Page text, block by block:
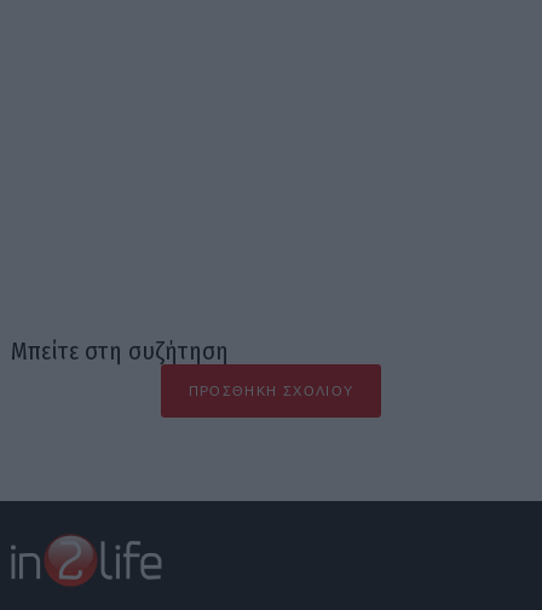
Μπείτε στη συζήτηση
ΠΡΟΣΘΉΚΗ ΣΧΟΛΊΟΥ